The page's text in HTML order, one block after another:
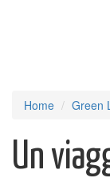
Home Green
Un